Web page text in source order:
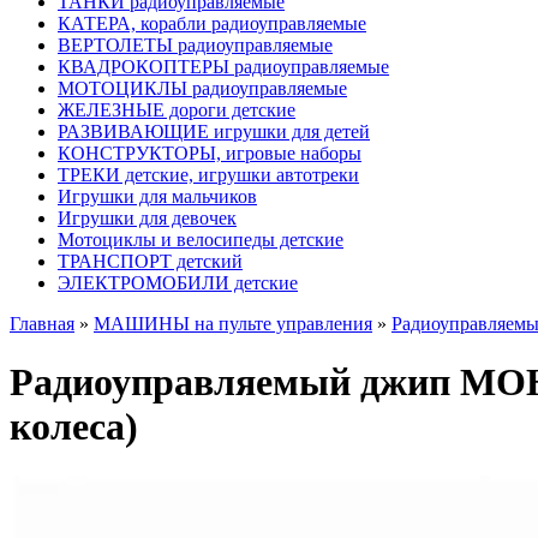
КАТЕРА, корабли радиоуправляемые
ВЕРТОЛЕТЫ радиоуправляемые
КВАДРОКОПТЕРЫ радиоуправляемые
МОТОЦИКЛЫ радиоуправляемые
ЖЕЛЕЗНЫЕ дороги детские
РАЗВИВАЮЩИЕ игрушки для детей
КОНСТРУКТОРЫ, игровые наборы
ТРЕКИ детские, игрушки автотреки
Игрушки для мальчиков
Игрушки для девочек
Мотоциклы и велосипеды детские
ТРАНСПОРТ детский
ЭЛЕКТРОМОБИЛИ детские
Главная » МАШИНЫ на пульте управления »
Радиоуправляемый джип
колеса)